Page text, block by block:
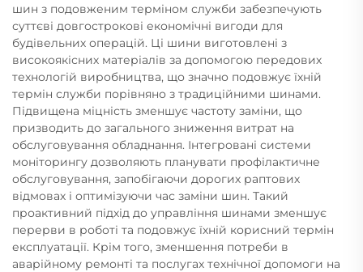
шин з подовженим терміном служби забезпечують
суттєві довгострокові економічні вигоди для
будівельних операцій. Ці шини виготовлені з
високоякісних матеріалів за допомогою передових
технологій виробництва, що значно подовжує їхній
термін служби порівняно з традиційними шинами.
Підвищена міцність зменшує частоту заміни, що
призводить до загального зниження витрат на
обслуговування обладнання. Інтегровані системи
моніторингу дозволяють планувати профілактичне
обслуговування, запобігаючи дорогих раптових
відмовах і оптимізуючи час заміни шин. Такий
проактивний підхід до управління шинами зменшує
перерви в роботі та подовжує їхній корисний термін
експлуатації. Крім того, зменшення потреби в
аварійному ремонті та послугах технічної допомоги на